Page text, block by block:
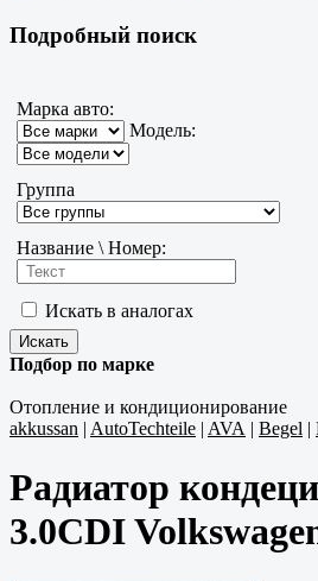
Подробный поиск
Марка авто:
Модель:
Группа
Название \ Номер:
Искать в аналогах
Подбор по марке
Отопление и кондиционирование
akkussan | AutoTechteile | AVA | Begel |
Радиатор
3.0CDI